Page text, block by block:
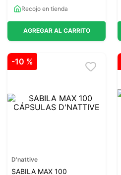
Recojo en tienda
AGREGAR AL CARRITO
-10 %
D'nattive
SABILA MAX 100